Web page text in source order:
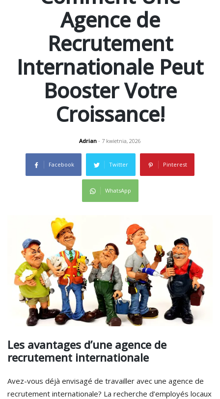
Agence de
Recrutement
Internationale Peut
Booster Votre
Croissance!
Adrian - 7 kwietnia, 2026
Facebook Twitter Pinterest
WhatsApp
Les avantages d’une agence de
recrutement internationale
Avez-vous déjà envisagé de travailler avec une agence de
recrutement internationale? La recherche d’employés locaux